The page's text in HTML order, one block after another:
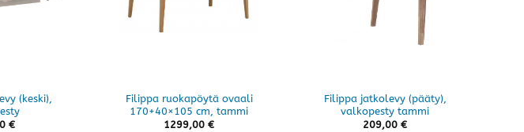
(keski),
€
Filippa ruokapöytä ovaali
170+40×105 cm, tammi
1299,00 €
Filippa jatkolevy (pääty),
valkopesty tammi
209,00 €